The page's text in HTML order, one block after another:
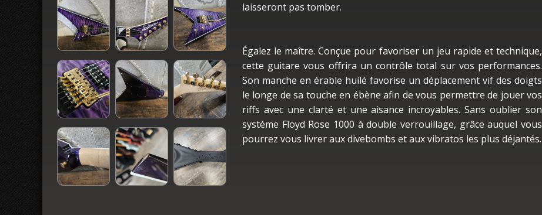
laisseront pas tomber.
Égalez le maître. Conçue pour favoriser un jeu rapide et technique,
cette guitare vous offrira un contrôle total sur vos performances.
Son manche en érable huilé favorise un déplacement vif des doigts
le longe de sa touche en ébène afin de vous permettre de jouer vos
riffs avec une clarté et une aisance incroyables. Sans oublier son
système Floyd Rose 1000 à double verrouillage, grâce auquel vous
pourrez vous livrer aux divebombs et aux vibratos les plus déjantés.